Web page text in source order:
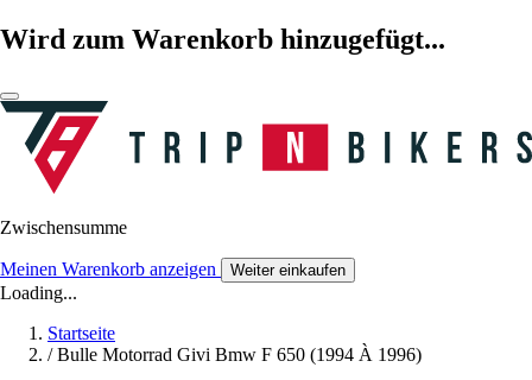
Wird zum Warenkorb hinzugefügt...
Zwischensumme
Meinen Warenkorb anzeigen Weiter einkaufen
Loading...
Startseite
/ Bulle Motorrad Givi Bmw F 650 (1994 À 1996)